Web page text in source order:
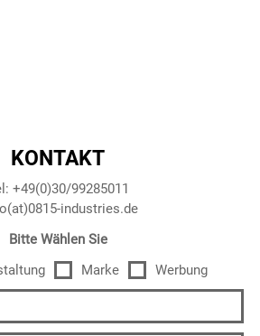
KONTAKT
+49(0)30/99285011
industries.de
Bitte Wählen Sie
Marke Werbung